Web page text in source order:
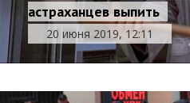
астраханцев выпить
20 июня 2019, 12:11